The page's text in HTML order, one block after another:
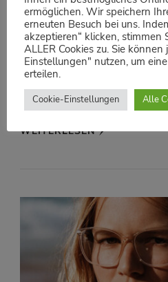
KOLLEKTION
Jos. Eschenbach
Jos. Eschenbach | Link zu
WEITERLESEN
ermöglichen. Wir speichern
erneuten Besuch bei uns.
akzeptieren“ klicken, stimmen
ALLER Cookies zu. Sie
Einstellungen" nutzen, um
erteilen.
Cookie-Einstellungen Alle